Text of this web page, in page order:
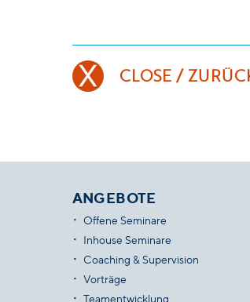
CLOSE /
ANGEBOTE
Offene Seminare
Inhouse Seminare
Coaching & Supervision
Vorträge
Teamentwicklung